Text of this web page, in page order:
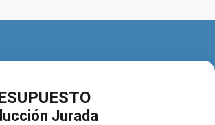
Jurada